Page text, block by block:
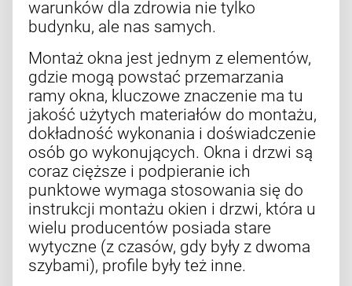
warunków dla zdrowia nie tylko
budynku, ale nas samych.
Montaż okna jest jednym z elementów,
gdzie mogą powstać przemarzania
ramy okna, kluczowe znaczenie ma tu
jakość użytych materiałów do montażu,
dokładność wykonania i doświadczenie
osób go wykonujących. Okna i drzwi są
coraz cięższe i podpieranie ich
punktowe wymaga stosowania się do
instrukcji montażu okien i drzwi, która u
wielu producentów posiada stare
wytyczne (z czasów, gdy były z dwoma
szybami), profile były też inne.